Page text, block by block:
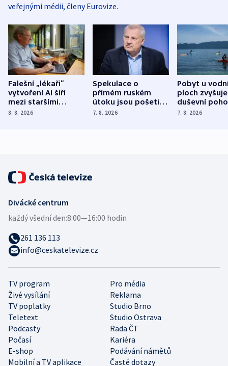
veřejnými médii, členy Eurovize.
Falešní „lékaři“
vytvoření AI šíří
mezi staršími
Poláky nebezpečné
8. 8. 2026
Spekulace o
přímém ruském
útoku jsou pošetilé,
míní estonský
7. 8. 2026
Pobyt u
ploch zvyšuje
duševní
ukázala
7. 8. 2026
TV program
Pro média
Živé vysílání
Reklama
TV poplatky
Studio Brno
Teletext
Studio Ostrava
Podcasty
Rada ČT
Počasí
Kariéra
E-shop
Podávání námětů
Mobilní a TV aplikace
Časté dotazy
Divácké centrum
každý všední den:8:00—16:00 hodin
261 136 113
info@ceskatelevize.cz